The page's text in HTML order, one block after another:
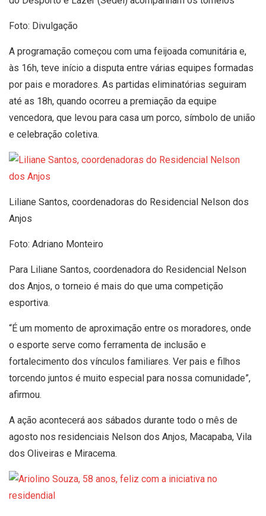
Foto: Divulgação
A programação começou com uma feijoada comunitária e,
às 16h, teve início a disputa entre várias equipes formadas
por pais e moradores. As partidas eliminatórias seguiram
até as 18h, quando ocorreu a premiação da equipe
vencedora, que levou para casa um porco, símbolo de união
e celebração coletiva.
Liliane Santos, coordenadoras do Residencial Nelson dos
Anjos
Foto: Adriano Monteiro
Para Liliane Santos, coordenadora do Residencial Nelson
dos Anjos, o torneio é mais do que uma competição
esportiva.
“É um momento de aproximação entre os moradores, onde
o esporte serve como ferramenta de inclusão e
fortalecimento dos vínculos familiares. Ver pais e filhos
torcendo juntos é muito especial para nossa comunidade”,
afirmou.
A ação acontecerá aos sábados durante todo o mês de
agosto nos residenciais Nelson dos Anjos, Macapaba, Vila
dos Oliveiras e Miracema.